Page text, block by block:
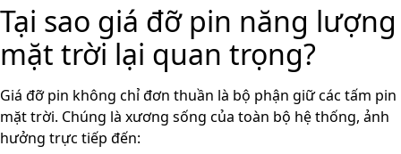
Tại sao giá đỡ pin năng lượng
mặt trời lại quan trọng?
Giá đỡ pin không chỉ đơn thuần là bộ phận giữ các tấm pin
mặt trời. Chúng là xương sống của toàn bộ hệ thống, ảnh
hưởng trực tiếp đến: